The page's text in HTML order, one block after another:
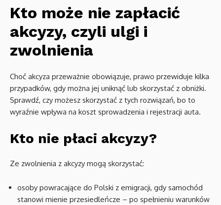
Kto może nie zapłacić
akcyzy, czyli ulgi i
zwolnienia
Choć akcyza przeważnie obowiązuje, prawo przewiduje kilka
przypadków, gdy można jej uniknąć lub skorzystać z obniżki.
Sprawdź, czy możesz skorzystać z tych rozwiązań, bo to
wyraźnie wpływa na koszt sprowadzenia i rejestracji auta.
Kto nie płaci akcyzy?
Ze zwolnienia z akcyzy mogą skorzystać:
osoby powracające do Polski z emigracji, gdy samochód
stanowi mienie przesiedleńcze – po spełnieniu warunków